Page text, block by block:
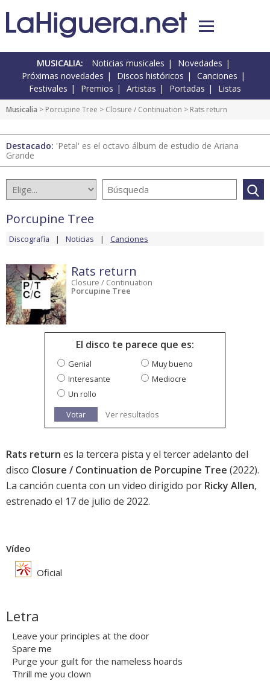
MUSICALIA: Noticias musicales
Novedades
Próximas novedades
Discos históricos
Canciones
Festivales
Premios Artistas Portadas Listas
Musicalia > Porcupine Tree > Closure / Continuation > Rats return
Destacado: 'Petal' es el octavo álbum de estudio de Ariana
Grande
Porcupine Tree
Discografía Noticias Canciones
Rats return
Closure / Continuation
Porcupine Tree
El disco te parece que es:
Genial
Muy bueno
Interesante
Mediocre
Un rollo
Votar
Ver resultados
Rats return es la tercera pista y el tercer adelanto del
disco Closure / Continuation de Porcupine Tree (2022).
La canción cuenta con un video dirigido por Ricky Allen,
estrenado el 17 de julio de 2022.
Vídeo
Oficial
Letra
Leave your principles at the door
Spare me
Purge your guilt for the nameless hoards
Thrill me you clown